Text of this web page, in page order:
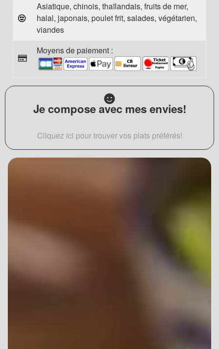
Asiatique, chinois, thaïlandais, fruits de mer,
halal, japonais, poulet frit, salades, végétarien,
viandes
Moyens de paiement :
Je compose avec mes envies!
Cliquez ici pour trouver vos plats préférés!